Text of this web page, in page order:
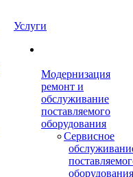
Услуги
Модернизация
ремонт и
обслуживание
поставляемого
оборудования
Сервисное
оборудования